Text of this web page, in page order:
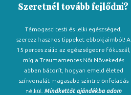
Szeretnél tovább fejlődni?
Támogasd testi és lelki egészséged,
szerezz hasznos tippeket ebbokjaimból! A
15 perces zsilip az egészségedre fókuszál,
míg a Traumamentes Női Növekedés
abban bátorít, hogyan emeld életed
színvonalát magasabb szintre önfeladás
nélkül. Mindkettőt ajándékba adom